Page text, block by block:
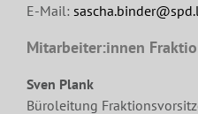
E-Mail:
Mitarbeiter:innen
Sven Plank
Büroleitung